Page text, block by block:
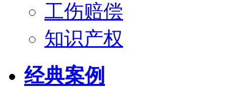
工伤赔偿
知识产权
经典案例